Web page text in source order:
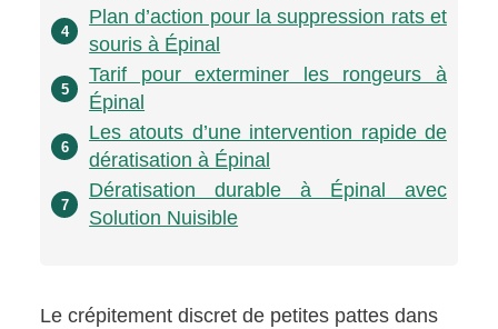
4
Plan d’action pour la suppression rats et
souris à Épinal
5
Tarif pour exterminer les rongeurs à
Épinal
6
Les atouts d’une intervention rapide de
dératisation à Épinal
7
Dératisation durable à Épinal avec
Solution Nuisible
Le crépitement discret de petites pattes dans